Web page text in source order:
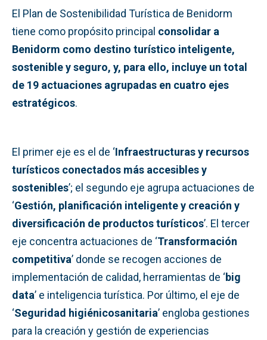
El Plan de Sostenibilidad Turística de Benidorm
tiene como propósito principal consolidar a
Benidorm como destino turístico inteligente,
sostenible y seguro, y, para ello, incluye un total
de 19 actuaciones agrupadas en cuatro ejes
estratégicos.
El primer eje es el de ‘Infraestructuras y recursos
turísticos conectados más accesibles y
sostenibles’; el segundo eje agrupa actuaciones de
‘Gestión, planificación inteligente y creación y
diversificación de productos turísticos’. El tercer
eje concentra actuaciones de ‘Transformación
competitiva’ donde se recogen acciones de
implementación de calidad, herramientas de ‘big
data’ e inteligencia turística. Por último, el eje de
‘Seguridad higiénicosanitaria’ engloba gestiones
para la creación y gestión de experiencias